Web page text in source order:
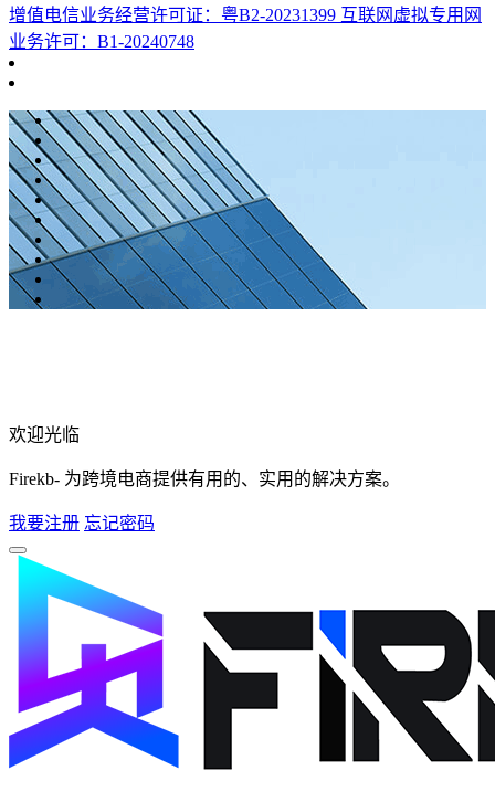
增值电信业务经营许可证：粤B2-20231399 互联网虚拟专用网
业务许可：B1-20240748
欢迎光临
Firekb- 为跨境电商提供有用的、实用的解决方案。
我要注册 忘记密码